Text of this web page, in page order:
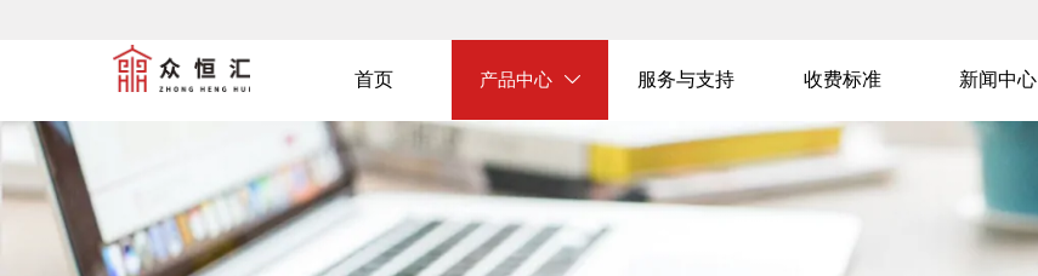
首页 产品中心  服务与支持 收费标准 新闻中心